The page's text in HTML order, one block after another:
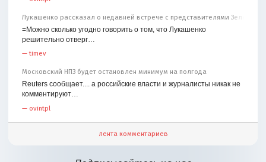
Лукашенко рассказал о недавней встрече с представителями
=Можно сколько угодно говорить о том, что Лукашенко
решительно отверг…
—timev
Московский НПЗ будет остановлен минимум на полгода
Reuters сообщает.... а российские власти и журналисты никак не
комментируют…
— ovintpl
лента комментариев